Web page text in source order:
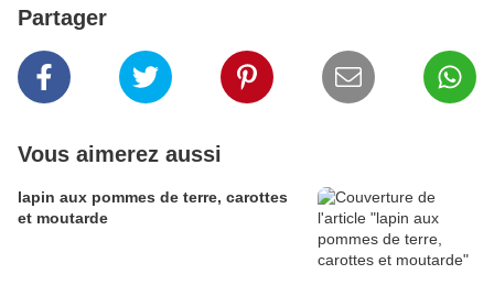
Partager
Vous aimerez aussi
lapin aux pommes de terre, carottes
et moutarde